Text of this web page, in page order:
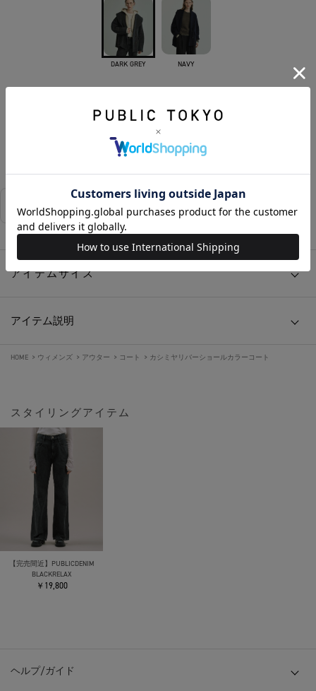
DARK GREY NAVY
相談する 店舗在庫
アイテムサイズ
アイテム説明
HOME > ウィメンズ > アウター > コート > カシミヤリバーショールカラーコート
スタイリングアイテム
【完売間近】PUBLICDENIM
BLACKRELAX
￥19,800
ヘルプ/ガイド